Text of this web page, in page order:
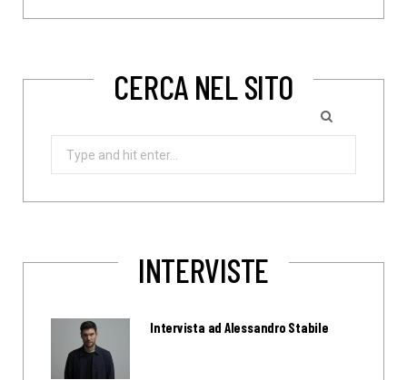
CERCA NEL SITO
INTERVISTE
Intervista ad Alessandro Stabile